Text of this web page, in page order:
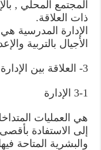
المجتمع المحلي ,
ذات العلاقة.
الإدارة المدرسية
الأجيال بالتربية
3- العلاقة بين الإدارة و القيادة
3-1 الإدارة
هي العمليات
إلى الاستفادة
والبشرية المتاحة